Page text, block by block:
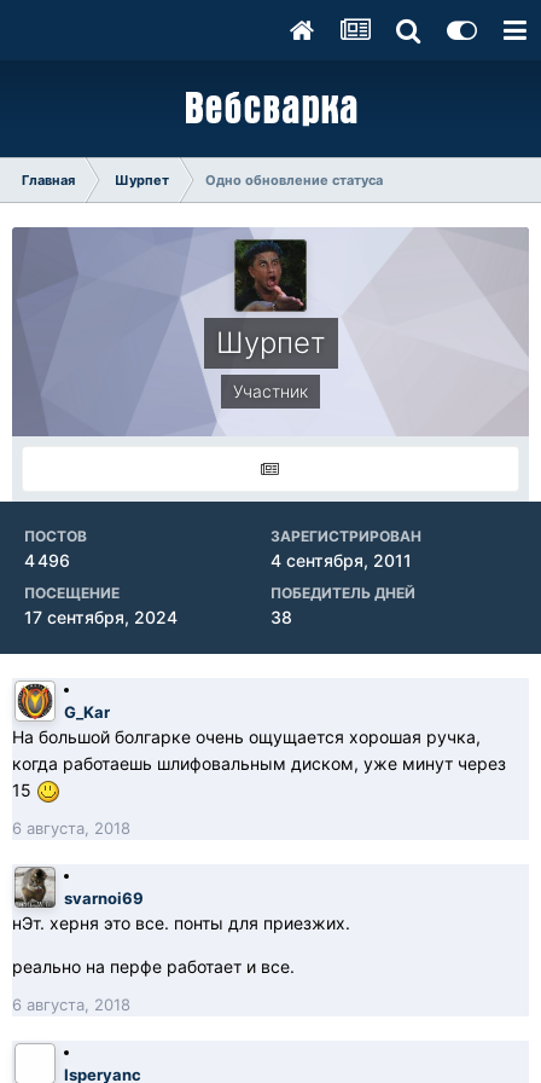
Главная Шурпет Одно обновление статуса
Шурпет
Участник
ПОСТОВ
4 496
ЗАРЕГИСТРИРОВАН
4 сентября, 2011
ПОСЕЩЕНИЕ
17 сентября, 2024
ПОБЕДИТЕЛЬ ДНЕЙ
38
G_Kar
На большой болгарке очень ощущается хорошая ручка,
когда работаешь шлифовальным диском, уже минут через
15
6 августа, 2018
svarnoi69
нЭт. херня это все. понты для приезжих.
реально на перфе работает и все.
6 августа, 2018
Isperyanc